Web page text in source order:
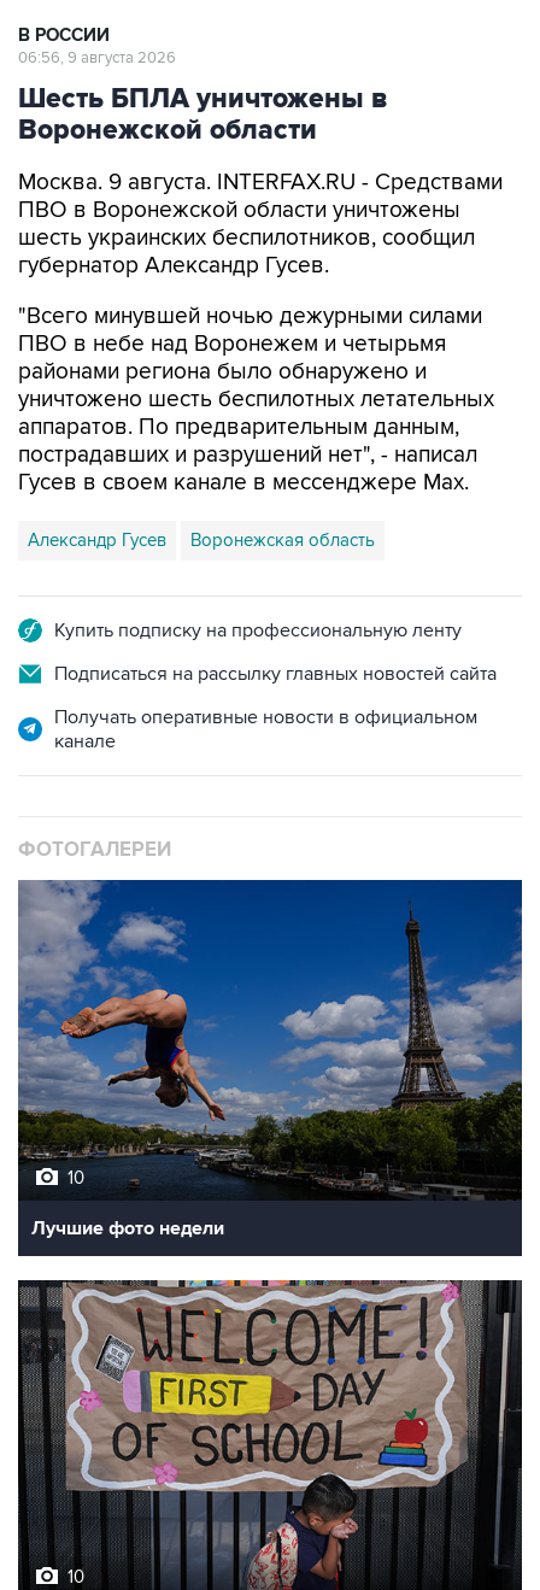
В РОССИИ
06:56, 9 августа 2026
Шесть БПЛА уничтожены в
Воронежской области
Москва. 9 августа. INTERFAX.RU - Средствами
ПВО в Воронежской области уничтожены
шесть украинских беспилотников, сообщил
губернатор Александр Гусев.
"Всего минувшей ночью дежурными силами
ПВО в небе над Воронежем и четырьмя
районами региона было обнаружено и
уничтожено шесть беспилотных летательных
аппаратов. По предварительным данным,
пострадавших и разрушений нет", - написал
Гусев в своем канале в мессенджере Max.
Александр Гусев Воронежская область
Купить подписку на профессиональную ленту
Подписаться на рассылку главных новостей сайта
Получать оперативные новости в официальном
канале
ФОТОГАЛЕРЕИ
10
Лучшие фото недели
10